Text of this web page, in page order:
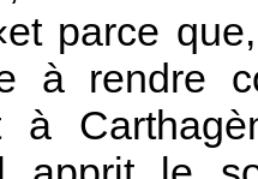
parce
à rendre
à